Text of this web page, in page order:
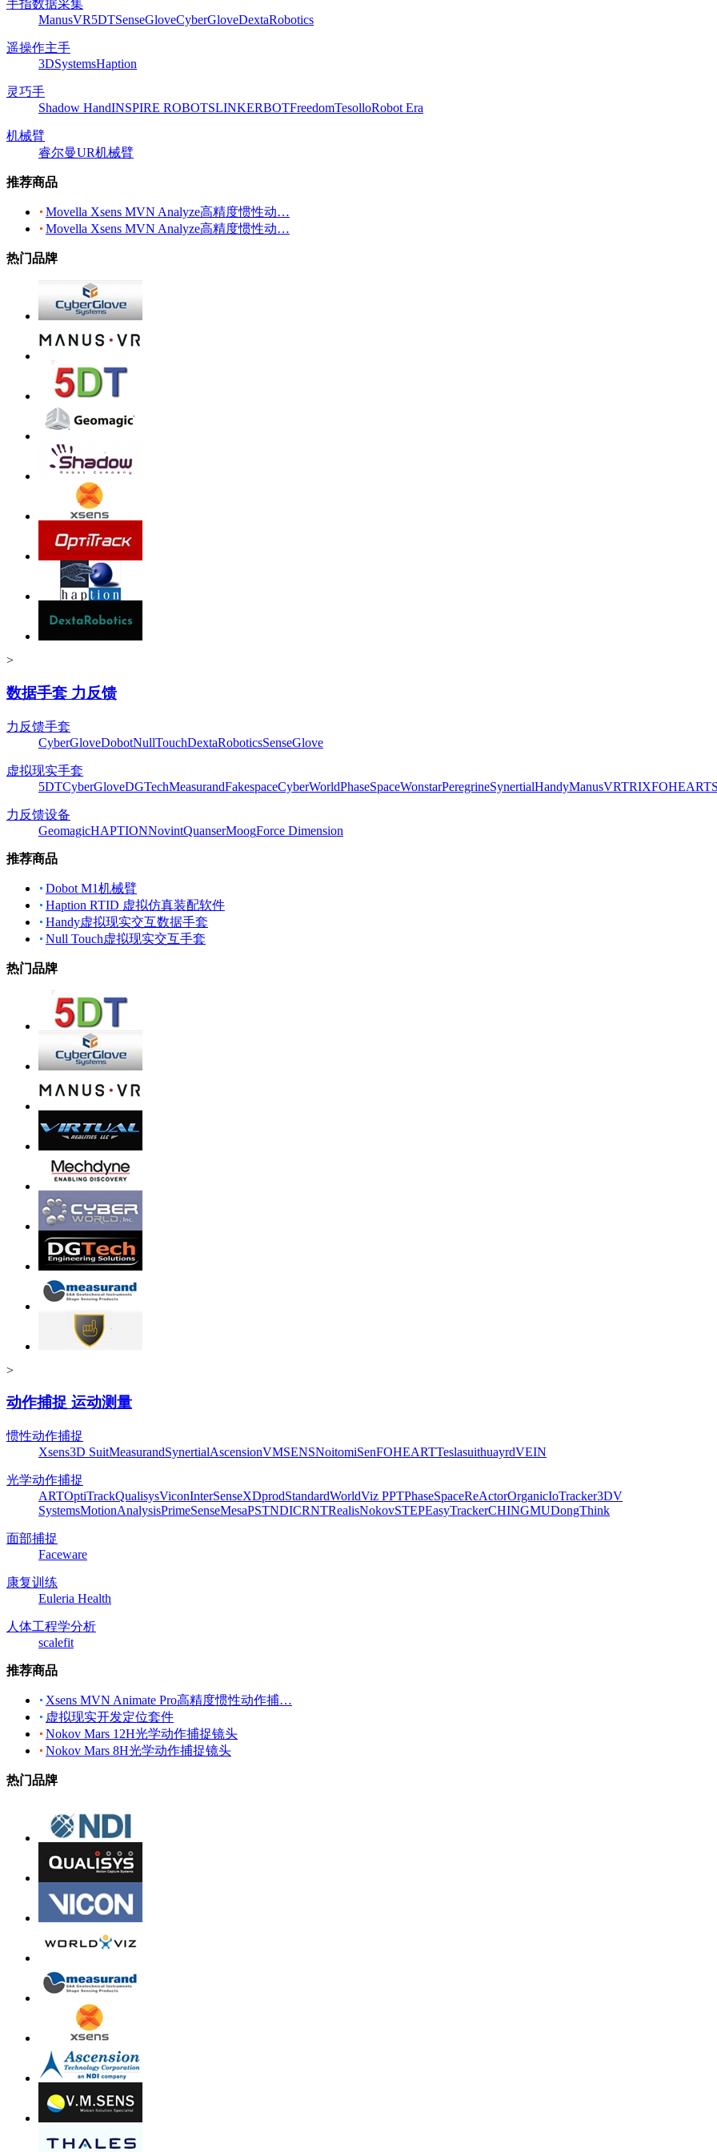
手指数据采集
ManusVR5DTSenseGloveCyberGloveDextaRobotics
遥操作主手
3DSystemsHaption
灵巧手
Shadow HandINSPIRE ROBOTSLINKERBOTFreedomTesolloRobot Era
机械臂
睿尔曼UR机械臂
推荐商品
Movella Xsens MVN Analyze高精度惯性动…
Movella Xsens MVN Analyze高精度惯性动…
热门品牌
>
数据手套 力反馈
力反馈手套
CyberGloveDobotNullTouchDextaRoboticsSenseGlove
虚拟现实手套
5DTCyberGloveDGTechMeasurandFakespaceCyberWorldPhaseSpaceWonstarPeregrineSynertialHandyManusVRTRIXFOHEART
力反馈设备
GeomagicHAPTIONNovintQuanserMoogForce Dimension
推荐商品
Dobot M1机械臂
Haption RTID 虚拟仿真装配软件
Handy虚拟现实交互数据手套
Null Touch虚拟现实交互手套
热门品牌
>
动作捕捉 运动测量
惯性动作捕捉
Xsens3D SuitMeasurandSynertialAscensionVMSENSNoitomiSenFOHEARTTeslasuithuayrdVEIN
光学动作捕捉
ARTOptiTrackQualisysViconInterSenseXDprodStandardWorldViz PPTPhaseSpaceReActorOrganicIoTracker3DV
SystemsMotionAnalysisPrimeSenseMesaPSTNDICRNTRealisNokovSTEPEasyTrackerCHINGMUDongThink
面部捕捉
Faceware
康复训练
Euleria Health
人体工程学分析
scalefit
推荐商品
Xsens MVN Animate Pro高精度惯性动作捕…
虚拟现实开发定位套件
Nokov Mars 12H光学动作捕捉镜头
Nokov Mars 8H光学动作捕捉镜头
热门品牌